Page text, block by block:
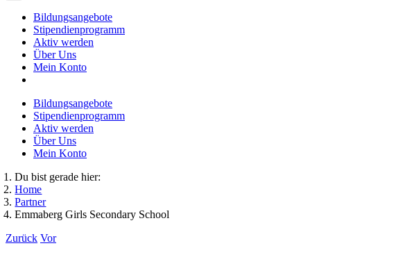
Bildungsangebote
Stipendienprogramm
Aktiv werden
Über Uns
Mein Konto
Bildungsangebote
Stipendienprogramm
Aktiv werden
Über Uns
Mein Konto
Du bist gerade hier:
Home
Partner
Emmaberg Girls Secondary School
Zurück Vor